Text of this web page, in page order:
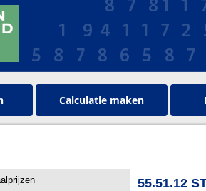
Calculatie maken
55.51.12